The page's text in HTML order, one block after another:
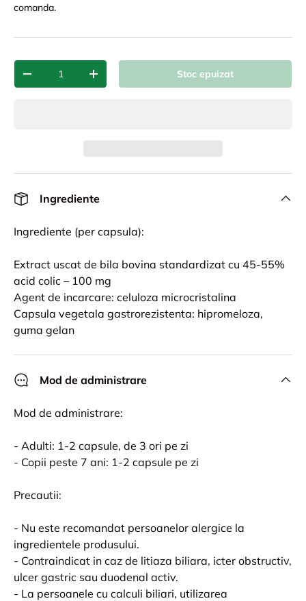
comanda.
Cant.
-
+ Stoc epuizat
Ingrediente
Ingrediente (per capsula):
Extract uscat de bila bovina standardizat cu 45-55%
acid colic – 100 mg
Agent de incarcare: celuloza microcristalina
Capsula vegetala gastrorezistenta: hipromeloza,
guma gelan
Mod de administrare
Mod de administrare:
- Adulti: 1-2 capsule, de 3 ori pe zi
- Copii peste 7 ani: 1-2 capsule pe zi
Precautii:
- Nu este recomandat persoanelor alergice la
ingredientele produsului.
- Contraindicat in caz de litiaza biliara, icter obstructiv,
ulcer gastric sau duodenal activ.
- La persoanele cu calculi biliari, utilizarea